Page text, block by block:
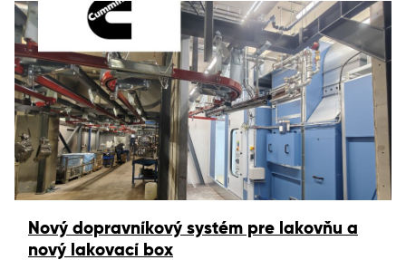
Nový dopravníkový systém pre lakovňu a
nový lakovací box